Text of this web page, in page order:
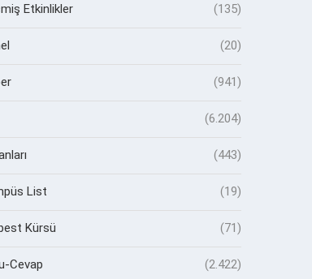
Etkinlikler (135)
(20)
(941)
(6.204)
(443)
List (19)
Kürsü (71)
Cevap (2.422)